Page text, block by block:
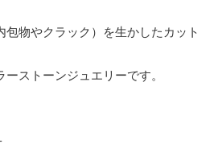
包物やクラック）を生かしたカット
ストーンジュエリーです。